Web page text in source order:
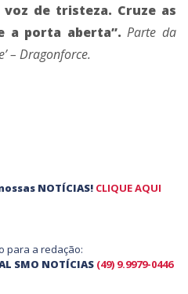
de tristeza. Cruze as
a porta aberta”. Parte da
– Dragonforce.
NOTÍCIAS! CLIQUE AQUI
para a redação:
SMO NOTÍCIAS (49) 9.9979-0446